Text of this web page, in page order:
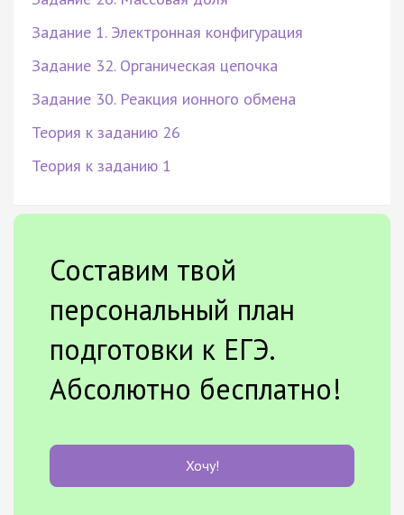
Задание 1. Электронная конфигурация
Задание 32. Органическая цепочка
Задание 30. Реакция ионного обмена
Теория к заданию 26
Теория к заданию 1
Составим твой
персональный план
подготовки к ЕГЭ.
Абсолютно бесплатно!
Хочу!